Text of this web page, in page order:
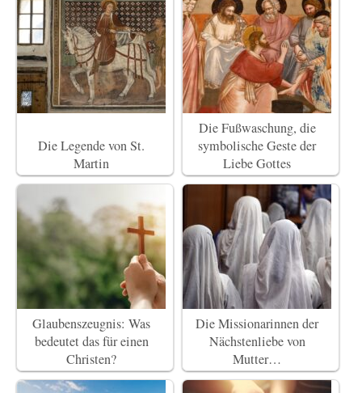
Die Legende von St.
Martin
Die Fußwaschung, die
symbolische Geste der
Liebe Gottes
Glaubenszeugnis: Was
bedeutet das für einen
Christen?
Die Missionarinnen der
Nächstenliebe von
Mutter…